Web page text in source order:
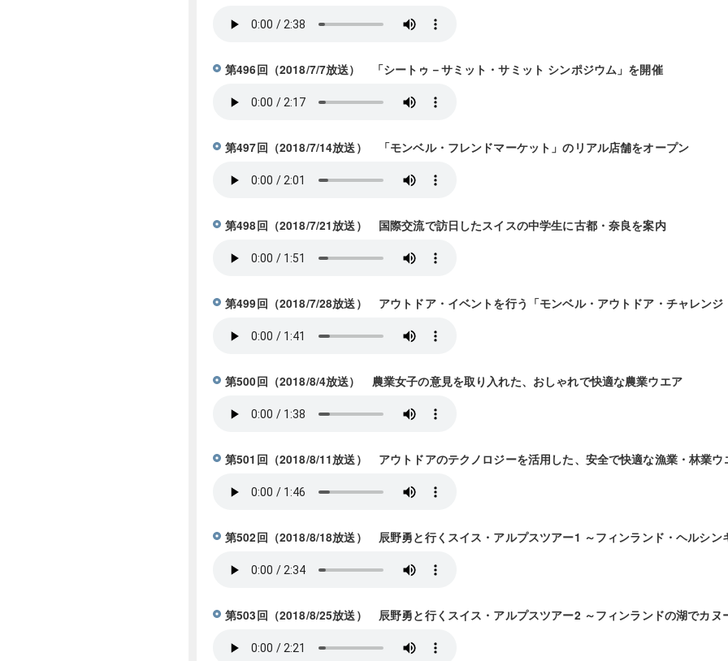
第496回（2018/7/7放送） 「シートゥ－サミット・サミット シンポジウム」を開催
第497回（2018/7/14放送） 「モンベル・フレンドマーケット」のリアル店舗をオープン
第498回（2018/7/21放送） 国際交流で訪日したスイスの中学生に古都・奈良を案内
第499回（2018/7/28放送） アウトドア・イベントを行う「モンベル・アウトドア・チャレンジ
第500回（2018/8/4放送） 農業女子の意見を取り入れた、おしゃれで快適な農業ウエア
第501回（2018/8/11放送） アウトドアのテクノロジーを活用した、安全で快適な漁業・林業ウ
第502回（2018/8/18放送） 辰野勇と行くスイス・アルプスツアー1 ～フィンランド・ヘルシン
第503回（2018/8/25放送） 辰野勇と行くスイス・アルプスツアー2 ～フィンランドの湖でカヌ